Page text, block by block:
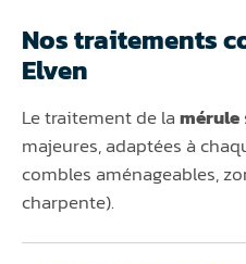
Nos traitements
Elven
Le traitement de lamérule
majeures, adaptées à
combles aménageables,
charpente).